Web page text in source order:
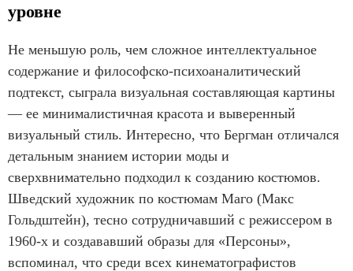
уровне
Не меньшую роль, чем сложное интеллектуальное
содержание и философско-психоаналитический
подтекст, сыграла визуальная составляющая картины
— ее минималистичная красота и выверенный
визуальный стиль. Интересно, что Бергман отличался
детальным знанием истории моды и
сверхвнимательно подходил к созданию костюмов.
Шведский художник по костюмам Маго (Макс
Гольдштейн), тесно сотрудничавший с режиссером в
1960-х и создававший образы для «Персоны»,
вспоминал, что среди всех кинематографистов